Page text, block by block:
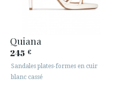
Quiana
245 €
Sandales plates-formes en cuir
blanc cassé